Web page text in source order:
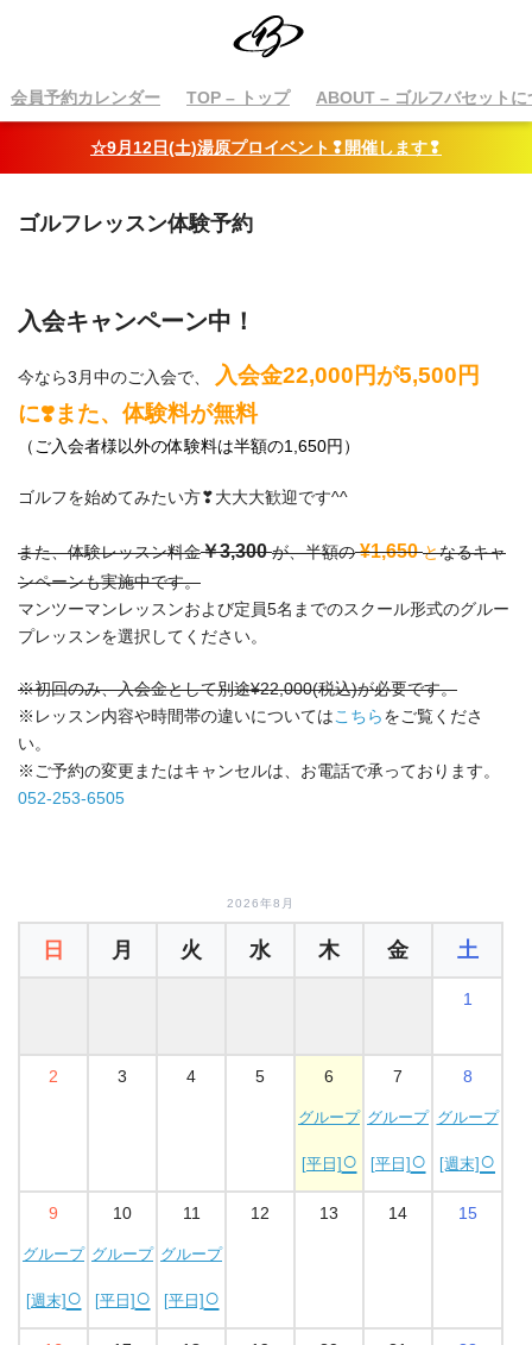
会員予約カレンダー TOP – トップ ABOUT – ゴルフバセットに
☆9月12日(土)湯原プロイベント❢開催します❢
ゴルフレッスン体験予約
入会キャンペーン中！
今なら3月中のご入会で、
入会金22,000円が5,500円
に❣️また、体験料が無料
（ご入会者様以外の体験料は半額の1,650円）
ゴルフを始めてみたい方❣大大大歓迎です^^
また、体験レッスン料金￥3,300が、半額の¥1,650となるキャ
ンペーンも実施中です。
マンツーマンレッスンおよび定員5名までのスクール形式のグルー
プレッスンを選択してください。
※初回のみ、入会金として別途¥22,000(税込)が必要です。
※レッスン内容や時間帯の違いについては こちら をご覧くださ
い。
※ご予約の変更またはキャンセルは、お電話で承っております。
052-253-6505
2026年8月
日 月 火 水 木 金 土
1
2 3 4 5 6
グループ
[平日] ○
7
グループ
[平日] ○
8
グループ
[週末] ○
9
グループ
[週末] ○
10
グループ
[平日] ○
11
グループ
[平日] ○
12 13 14 15